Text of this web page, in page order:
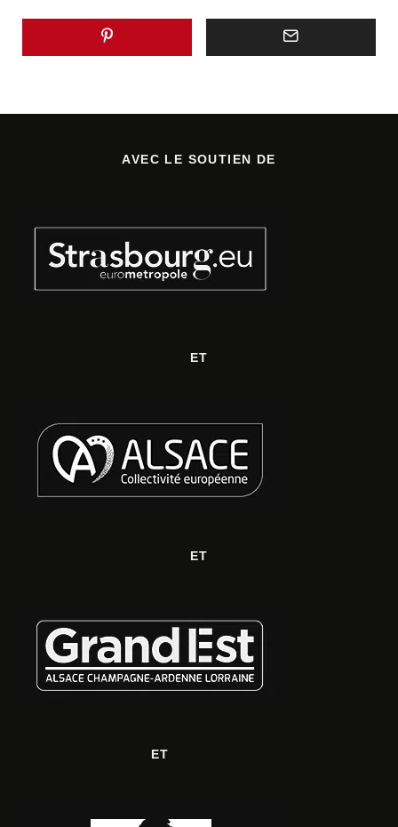
AVEC LE SOUTIEN DE
ET
ET
ET